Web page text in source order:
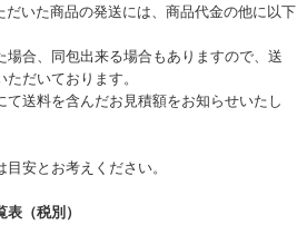
いた商品の発送には、商品代金の他に以下
場合、同包出来る場合もありますので、送
だいております。
て送料を含んだお見積額をお知らせいたし
安とお考えください。
（税別）